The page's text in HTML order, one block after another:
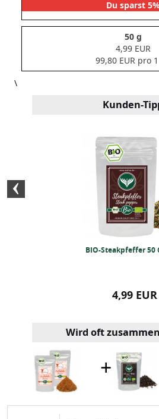
Du sparst
50 g
4,99 EUR
99,80 EUR pro
\
Kunden-
BIO-Steakpfeffer 50
4,99 EUR
Wird oft
+